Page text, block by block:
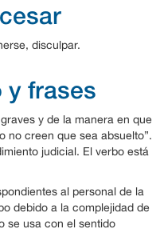
disculpar.
y frases
y de la manera en que
no creen que sea absuelto”.
judicial. El verbo está
al personal de la
debido a la complejidad de
se usa con el sentido